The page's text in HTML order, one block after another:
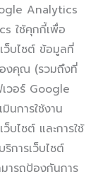
Analytics
ใช้คุกกี้เพื่อ
ว็บไซต์ ข้อมูลที่
องคุณ (รวมถึงที่
วอร์ Google
นการใช้งาน
บไซต์ และการใช้
การเว็บไซต์
ารถป้องกันการ